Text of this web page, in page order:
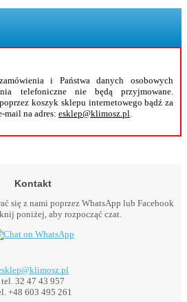
i Państwa danych osobowych
telefoniczne nie będą przyjmowane.
koszyk sklepu internetowego bądź za
mail na adres: esklep@klimosz.pl.
Kontakt
się z nami poprzez WhatsApp lub Facebook
poniżej, aby rozpocząć czat.
tel. 32 47 43 957
+48 603 495 261